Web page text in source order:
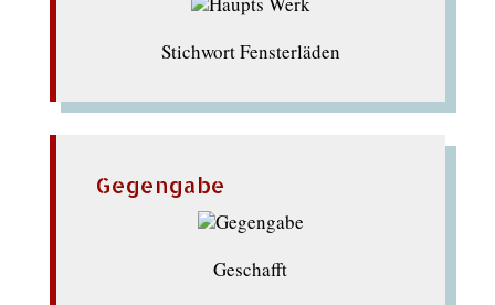
Stichwort Fensterläden
Gegengabe
Geschafft